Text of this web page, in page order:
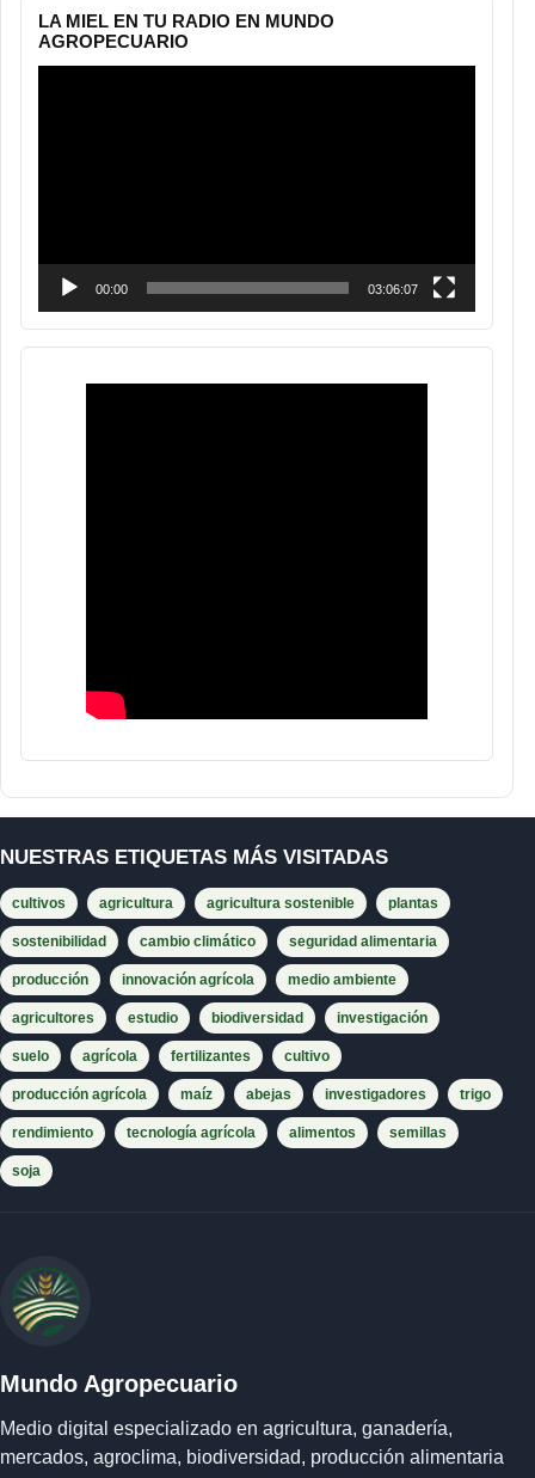
LA MIEL EN TU RADIO EN MUNDO
AGROPECUARIO
00:00 03:06:07
NUESTRAS ETIQUETAS MÁS VISITADAS
cultivos agricultura agricultura sostenible plantas
sostenibilidad cambio climático seguridad alimentaria
producción innovación agrícola medio ambiente
agricultores estudio biodiversidad investigación
suelo agrícola fertilizantes cultivo
producción agrícola maíz abejas investigadores trigo
rendimiento tecnología agrícola alimentos semillas
soja
Mundo Agropecuario
Medio digital especializado en agricultura, ganadería,
mercados, agroclima, biodiversidad, producción alimentaria